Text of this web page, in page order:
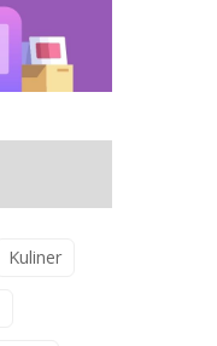
Kuliner